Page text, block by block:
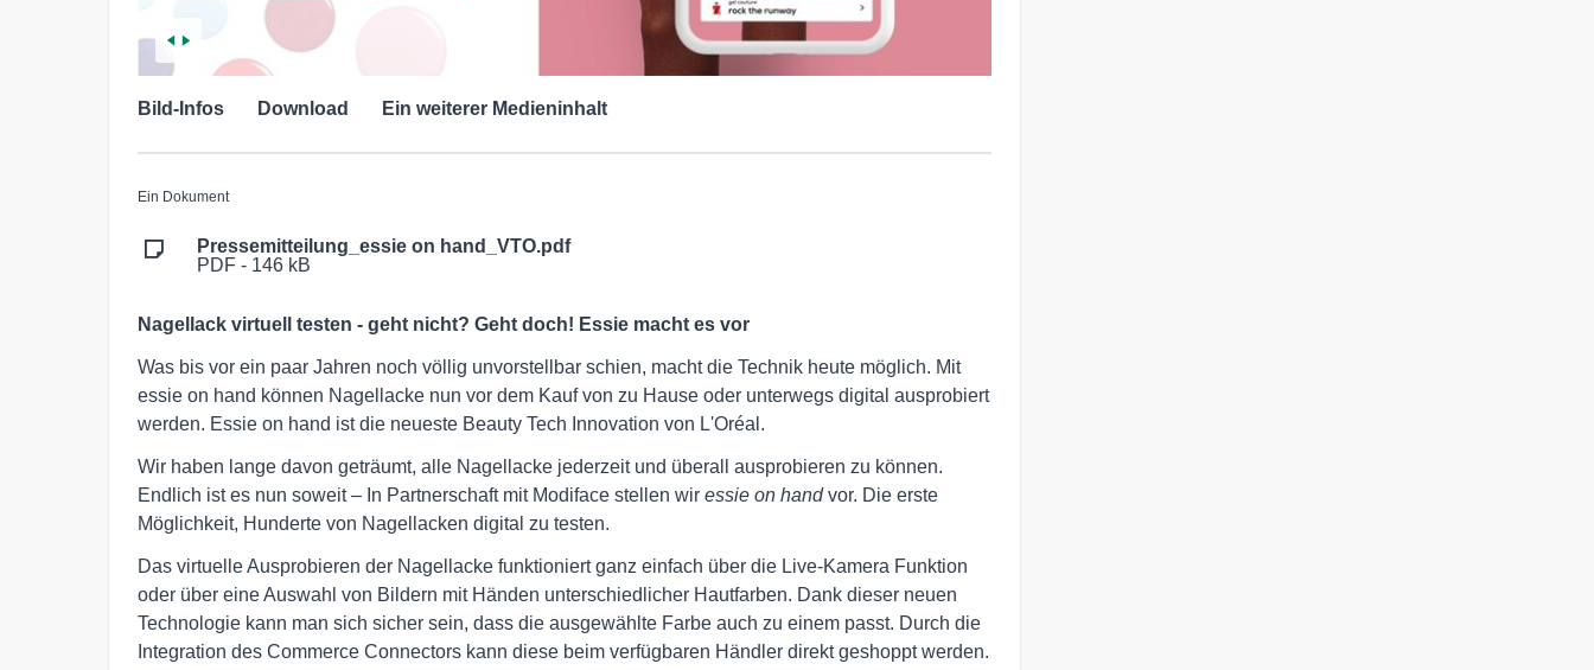
Bild-Infos Download Ein weiterer Medieninhalt
Ein Dokument
Pressemitteilung_essie on hand_VTO.pdf
PDF - 146 kB
Nagellack virtuell testen - geht nicht? Geht doch! Essie macht es vor
Was bis vor ein paar Jahren noch völlig unvorstellbar schien, macht die Technik heute möglich. Mit
essie on hand können Nagellacke nun vor dem Kauf von zu Hause oder unterwegs digital ausprobiert
werden. Essie on hand ist die neueste Beauty Tech Innovation von L'Oréal.
Wir haben lange davon geträumt, alle Nagellacke jederzeit und überall ausprobieren zu können.
Endlich ist es nun soweit – In Partnerschaft mit Modiface stellen wir essie on handvor. Die erste
Möglichkeit, Hunderte von Nagellacken digital zu testen.
Das virtuelle Ausprobieren der Nagellacke funktioniert ganz einfach über die Live-Kamera Funktion
oder über eine Auswahl von Bildern mit Händen unterschiedlicher Hautfarben. Dank dieser neuen
Technologie kann man sich sicher sein, dass die ausgewählte Farbe auch zu einem passt. Durch die
Integration des Commerce Connectors kann diese beim verfügbaren Händler direkt geshoppt werden.